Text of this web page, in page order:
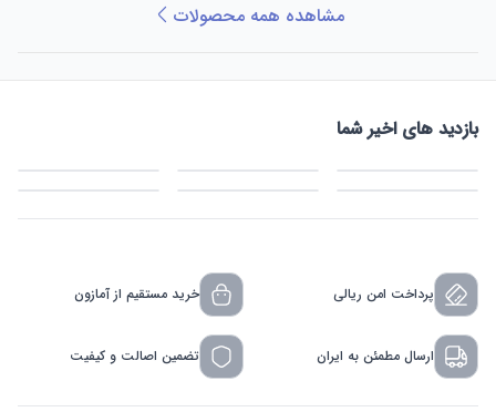
مشاهده همه محصولات
بازدید های اخیر شما
پرداخت امن ریالی خرید مستقیم از آمازون
ارسال مطمئن به ایران تضمین اصالت و کیفیت